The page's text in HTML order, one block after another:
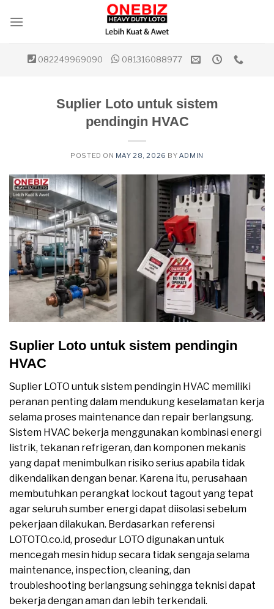
082249969090 081316088977
Suplier Loto untuk sistem
pendingin HVAC
POSTED ON MAY 28, 2026 BY ADMIN
Suplier Loto untuk sistem pendingin
HVAC
Suplier LOTO untuk sistem pendingin HVAC memiliki
peranan penting dalam mendukung keselamatan kerja
selama proses maintenance dan repair berlangsung.
Sistem HVAC bekerja menggunakan kombinasi energi
listrik, tekanan refrigeran, dan komponen mekanis
yang dapat menimbulkan risiko serius apabila tidak
dikendalikan dengan benar. Karena itu, perusahaan
membutuhkan perangkat lockout tagout yang tepat
agar seluruh sumber energi dapat diisolasi sebelum
pekerjaan dilakukan. Berdasarkan referensi
LOTOTO.co.id, prosedur LOTO digunakan untuk
mencegah mesin hidup secara tidak sengaja selama
maintenance, inspection, cleaning, dan
troubleshooting berlangsung sehingga teknisi dapat
bekerja dengan aman dan lebih terkendali.